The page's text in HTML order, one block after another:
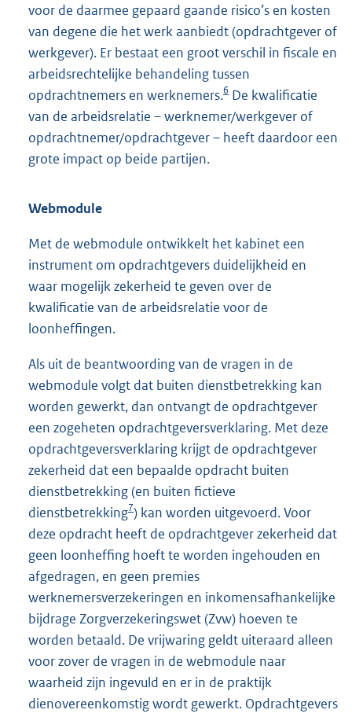
voor de daarmee gepaard gaande risico’s en kosten
van degene die het werk aanbiedt (opdrachtgever of
werkgever). Er bestaat een groot verschil in fiscale en
arbeidsrechtelijke behandeling tussen
opdrachtnemers en werknemers.6 De kwalificatie
van de arbeidsrelatie – werknemer/werkgever of
opdrachtnemer/opdrachtgever – heeft daardoor een
grote impact op beide partijen.
Webmodule
Met de webmodule ontwikkelt het kabinet een
instrument om opdrachtgevers duidelijkheid en
waar mogelijk zekerheid te geven over de
kwalificatie van de arbeidsrelatie voor de
loonheffingen.
Als uit de beantwoording van de vragen in de
webmodule volgt dat buiten dienstbetrekking kan
worden gewerkt, dan ontvangt de opdrachtgever
een zogeheten opdrachtgeversverklaring. Met deze
opdrachtgeversverklaring krijgt de opdrachtgever
zekerheid dat een bepaalde opdracht buiten
dienstbetrekking (en buiten fictieve
dienstbetrekking7) kan worden uitgevoerd. Voor
deze opdracht heeft de opdrachtgever zekerheid dat
geen loonheffing hoeft te worden ingehouden en
afgedragen, en geen premies
werknemersverzekeringen en inkomensafhankelijke
bijdrage Zorgverzekeringswet (Zvw) hoeven te
worden betaald. De vrijwaring geldt uiteraard alleen
voor zover de vragen in de webmodule naar
waarheid zijn ingevuld en er in de praktijk
dienovereenkomstig wordt gewerkt. Opdrachtgevers